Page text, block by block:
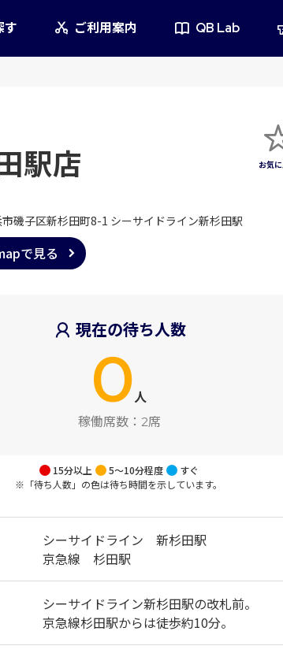
す ご利用案内 QB Lab
駅店
磯子区新杉田町8-1 シーサイドライン新杉田駅
で見る
現在の待ち人数
0人
稼働席数： 2席
15分以上 5～10分程度
すぐ
※「待ち人数」の色は待ち時間を示しています。
シーサイドライン 新杉田駅
京急線 杉田駅
シーサイドライン新杉田駅の改札前。
京急線杉田駅からは徒歩約10分。